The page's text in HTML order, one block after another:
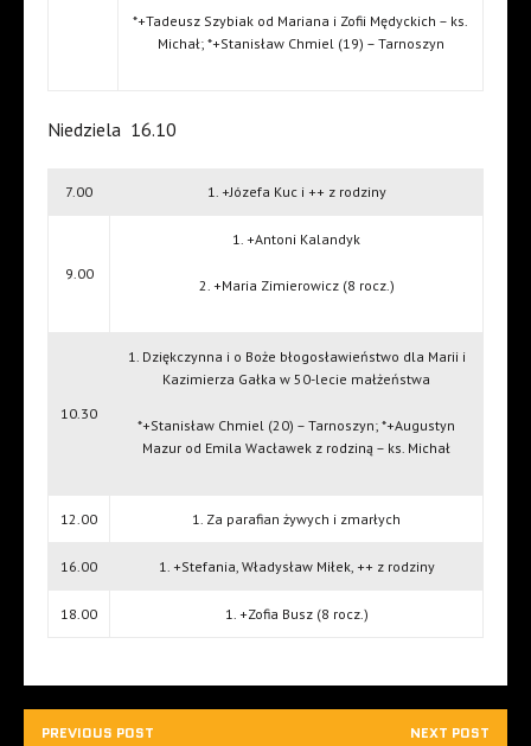
*+Tadeusz Szybiak od Mariana i Zofii Mędyckich – ks.
Michał; *+Stanisław Chmiel (19) – Tarnoszyn
Niedziela 16.10
7.00 1. +Józefa Kuc i ++ z rodziny
9.00
1. +Antoni Kalandyk
2. +Maria Zimierowicz (8 rocz.)
10.30
1. Dziękczynna i o Boże błogosławieństwo dla Marii i
Kazimierza Gałka w 50-lecie małżeństwa
*+Stanisław Chmiel (20) – Tarnoszyn; *+Augustyn
Mazur od Emila Wacławek z rodziną – ks. Michał
12.00 1. Za parafian żywych i zmarłych
16.00 1. +Stefania, Władysław Miłek, ++ z rodziny
18.00 1. +Zofia Busz (8 rocz.)
PREVIOUS POST NEXT POST